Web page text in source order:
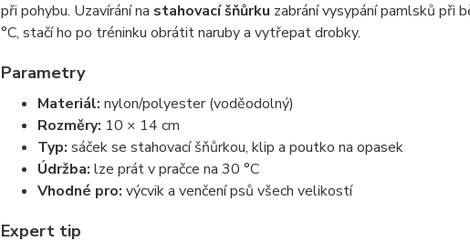
při pohybu. Uzavírání na stahovací šňůrku zabrání vysypání pamlsků při
°C, stačí ho po tréninku obrátit naruby a vytřepat drobky.
Parametry
Materiál: nylon/polyester (voděodolný)
Rozměry: 10 × 14 cm
Typ: sáček se stahovací šňůrkou, klip a poutko na opasek
Údržba: lze prát v pračce na 30 °C
Vhodné pro: výcvik a venčení psů všech velikostí
Expert tip